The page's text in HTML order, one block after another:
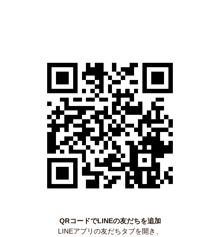
QRコードでLINEの友だちを追加
LINEアプリの友だちタブを開き、